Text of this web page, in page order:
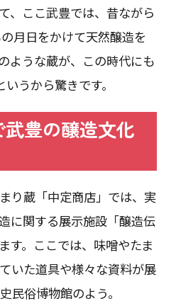
、ここ武豊では、昔ながら
月日をかけて天然醸造を
ような蔵が、この時代にも
うから驚きです。
武豊の醸造文化
り蔵「中定商店」では、実
に関する展示施設「醸造伝
す。ここでは、味噌やたま
いた道具や様々な資料が展
民俗博物館のよう。